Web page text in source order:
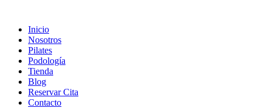
Inicio
Nosotros
Pilates
Podología
Tienda
Blog
Reservar Cita
Contacto